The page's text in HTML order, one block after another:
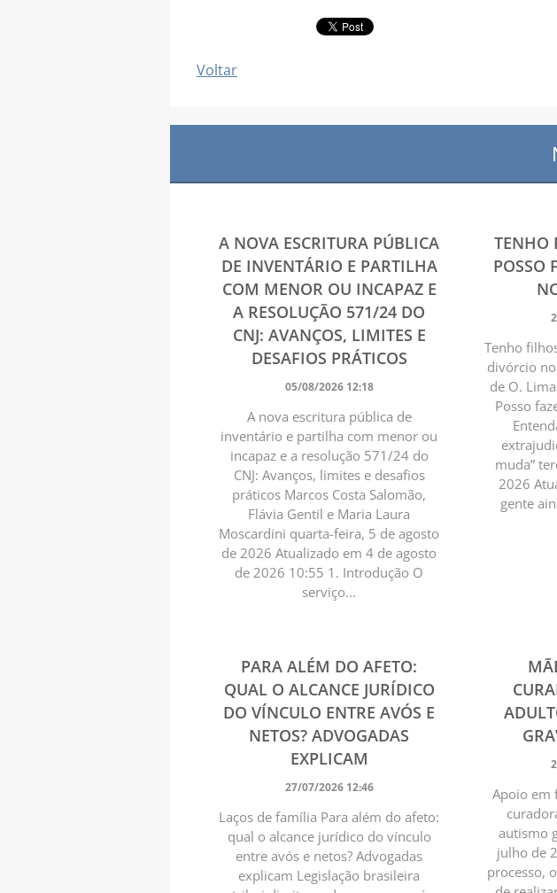
Voltar
A NOVA ESCRITURA PÚBLICA
DE INVENTÁRIO E PARTILHA
COM MENOR OU INCAPAZ E
A RESOLUÇÃO 571/24 DO
CNJ: AVANÇOS, LIMITES E
DESAFIOS PRÁTICOS
05/08/2026 12:18
A nova escritura pública de
inventário e partilha com menor ou
incapaz e a resolução 571/24 do
CNJ: Avanços, limites e desafios
práticos Marcos Costa Salomão,
Flávia Gentil e Maria Laura
Moscardini quarta-feira, 5 de agosto
de 2026 Atualizado em 4 de agosto
de 2026 10:55 1. Introdução O
serviço...
TENHO
POSSO
Tenho
divórcio
de O.
Posso
muda”
2026
gente
PARA ALÉM DO AFETO:
QUAL O ALCANCE JURÍDICO
DO VÍNCULO ENTRE AVÓS E
NETOS? ADVOGADAS
EXPLICAM
27/07/2026 12:46
Laços de família Para além do afeto:
qual o alcance jurídico do vínculo
entre avós e netos? Advogadas
explicam Legislação brasileira
Apoio em
autismo
julho de
processo,